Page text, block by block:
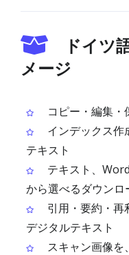
ドイツ
メージ
コピー・編集・
インデックス作
テキスト
テキスト、
から選べるダウンロ
引用・要約・再
デジタルテキスト
スキャン画像を